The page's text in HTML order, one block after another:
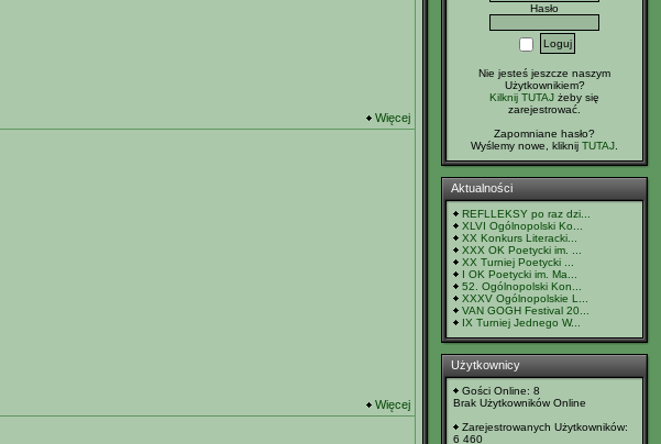
Więcej
Więcej
Hasło
Nie jesteś jeszcze naszym
Użytkownikiem?
Kilknij TUTAJ żeby się
zarejestrować.
Zapomniane hasło?
Wyślemy nowe, kliknij TUTAJ
Aktualności
REFLLEKSY po raz dzi...
XLVI Ogólnopolski Ko...
XX Konkurs Literacki...
XXX OK Poetycki im. ...
XX Turniej Poetycki ...
I OK Poetycki im. Ma...
52. Ogólnopolski Kon...
XXXV Ogólnopolskie L...
VAN GOGH Festival 20...
IX Turniej Jednego W...
Użytkownicy
Gości Online: 8
Brak Użytkowników Online
Zarejestrowanych Użytkowników:
6 460